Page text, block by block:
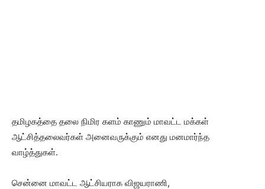
தமிழகத்தை தலை நிமிர களம் காணும் மாவட்ட மக்கள்
ஆட்சித்தலைவர்கள் அனைவருக்கும் எனது மனமார்ந்த
வாழ்த்துகள்.
சென்னை மாவட்ட ஆட்சியராக விஜயராணி,